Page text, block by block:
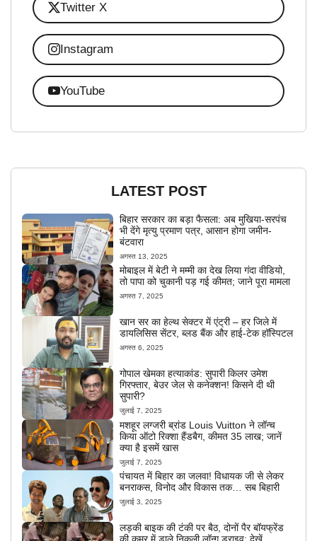
Twitter X
Instagram
YouTube
LATEST POST
बिहार सरकार का बड़ा फैसला: अब मुखिया-सरपंच
भी देंगे मृत्यु प्रमाण पत्र, आसान होगा जमीन-
बंटवारा
अगस्त 13, 2025
मोबाइल में बेटी ने मम्मी का देख लिया गंदा वीडियो,
तो पापा को चुकानी पड़ गई कीमत; जाने पूरा मामला
अगस्त 7, 2025
खान सर का हेल्थ सेक्टर में एंट्री – हर जिले में
डायलिसिस सेंटर, ब्लड बैंक और हाई-टेक हॉस्पिटल
अगस्त 6, 2025
गोपाल खेमका हत्याकांड: सुपारी किलर उमेश
गिरफ्तार, बेउर जेल से कनेक्शन! किसने दी थी
सुपारी?
जुलाई 7, 2025
मशहूर लग्जरी ब्रांड Louis Vuitton ने लॉन्च
किया ऑटो रिक्शा हैंडबैग, कीमत 35 लाख; जानें
क्या है इसमें खास
जुलाई 7, 2025
पंचायत में बिहार का जलवा! विधायक जी से लेकर
बनराकस, विनोद और विकास तक… सब बिहारी
जुलाई 3, 2025
लड़की बाइक की टंकी पर बैठ, दोनों पैर बॉयफ्रेंड